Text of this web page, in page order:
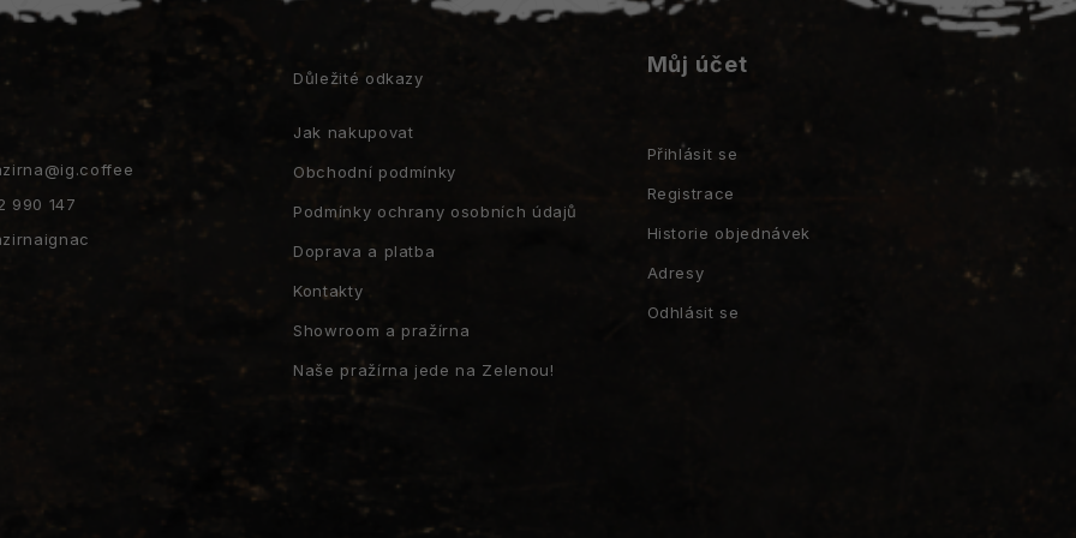
y
@ig.coffee
990 147
Důležité odkazy
Jak nakupovat
Obchodní podmínky
Podmínky ochrany osobních údajů
Doprava a platba
Kontakty
Showroom a pražírna
Naše pražírna jede na Zelenou!
Můj účet
Přihlásit se
Registrace
Historie objednávek
Adresy
Odhlásit se